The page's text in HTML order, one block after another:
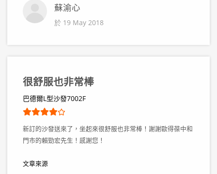
蘇渝心
於 19 May 2018
很舒服也非常棒
巴德爾L型沙發7002F
新訂的沙發送來了，坐起來很舒服也非常棒！謝謝歐得葆中和
門市的賴勁宏先生！感謝您！
文章來源